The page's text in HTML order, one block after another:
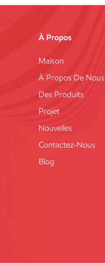
À Propos
Maison
À Propos De Nous
Des Produits
Projet
Nouvelles
Contactez-Nous
Blog